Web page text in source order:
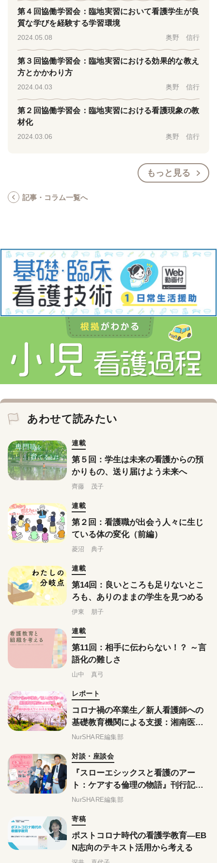
第４回協働学習会：臨地実習において看護学生が良
質な学びを経験する学習環境
2024.05.08 奥野 信行
第３回協働学習会：臨地実習における効果的な教え
方とかかわり方
2024.04.03 奥野 信行
第２回協働学習会：臨地実習における看護現象の教
材化
2024.03.06 奥野 信行
もっと見る
記事・コラム一覧へ
あわせて読みたい
連載
第５回：学生は未来の看護からの預
かりもの、送り届けよう未来へ
齊藤 茂子
連載
第２回：看護職が出会う人々に生じ
ている体の変化（前編）
菱沼 典子
連載
第14回：良いところも足りないとこ
ろも、ありのままの学生を見つめる
伊東 朋子
連載
第11回：相手に伝わらない！？ ～言
語化の難しさ
山中 真弓
レポート
コロナ禍の卒業生／新人看護師への
基礎教育機関による支援：湘南医療
大学における実践報告
NurSHARE編集部
対談・座談会
『スローエシックスと看護のアー
ト：ケアする倫理の物語』刊行記念
座談会
NurSHARE編集部
寄稿
ポストコロナ時代の看護学教育―EB
N志向のテキスト活用から考える